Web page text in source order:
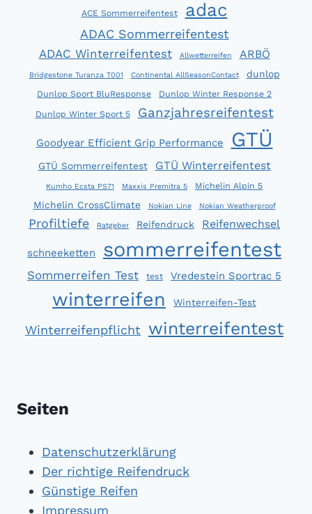
ACE Sommerreifentest adac
ADAC Sommerreifentest
ADAC Winterreifentest Allwetterreifen ARBÖ
Bridgestone Turanza T001 Continental AllSeasonContact dunlop
Dunlop Sport BluResponse
Dunlop Winter Response 2
Dunlop Winter Sport 5
Ganzjahresreifentest
Goodyear Efficient Grip Performance GTÜ
GTÜ Sommerreifentest GTÜ Winterreifentest
Kumho Ecsta PS71 Maxxis Premitra 5 Michelin Alpin 5
Michelin CrossClimate Nokian Line Nokian Weatherproof
Profiltiefe Ratgeber Reifendruck Reifenwechsel
schneeketten sommerreifentest
Sommerreifen Test test Vredestein Sportrac 5
winterreifen Winterreifen-Test
Winterreifenpflicht winterreifentest
Seiten
Datenschutzerklärung
Der richtige Reifendruck
Günstige Reifen
Impressum